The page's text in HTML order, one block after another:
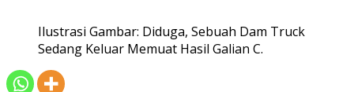
Ilustrasi Gambar: Diduga, Sebuah Dam Truck
Sedang Keluar Memuat Hasil Galian C.